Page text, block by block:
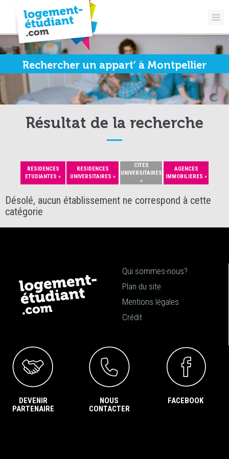
Rechercher un appart’ à Montpellier
Résultat de la recherche
RESIDENCES
ETUDIANTES »
RESIDENCES
UNIVERSITAIRES »
CITES
UNIVERSITAIRES
»
AGENCES
IMMOBILIERES »
Désolé, aucun établissement ne correspond à cette
catégorie
Qui sommes-nous?
Plan du site
Mentions légales
Crédit
DEVENIR
PARTENAIRE
NOUS
CONTACTER
FACEBOOK